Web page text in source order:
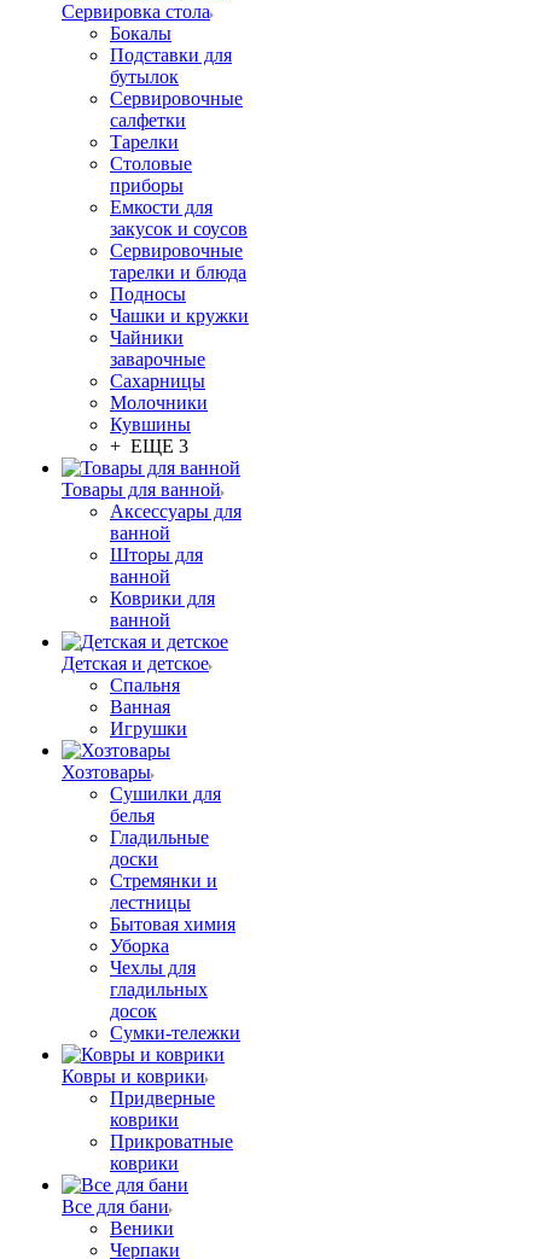
Сервировка стола
Бокалы
Подставки для
бутылок
Сервировочные
салфетки
Тарелки
Столовые
приборы
Емкости для
закусок и соусов
Сервировочные
тарелки и блюда
Подносы
Чашки и кружки
Чайники
заварочные
Сахарницы
Молочники
Кувшины
+ ЕЩЕ 3
Товары для ванной
Аксессуары для
ванной
Шторы для
ванной
Коврики для
ванной
Детская и детское
Спальня
Ванная
Игрушки
Хозтовары
Сушилки для
белья
Гладильные
доски
Стремянки и
лестницы
Бытовая химия
Уборка
Чехлы для
гладильных
досок
Сумки-тележки
Ковры и коврики
Придверные
коврики
Прикроватные
коврики
Все для бани
Веники
Черпаки